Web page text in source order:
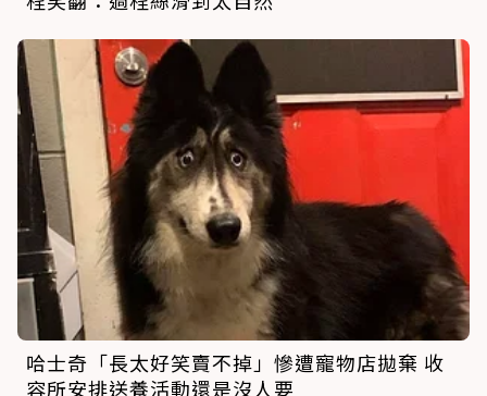
哈士奇「長太好笑賣不掉」慘遭寵物店拋棄 收
容所安排送養活動還是沒人要